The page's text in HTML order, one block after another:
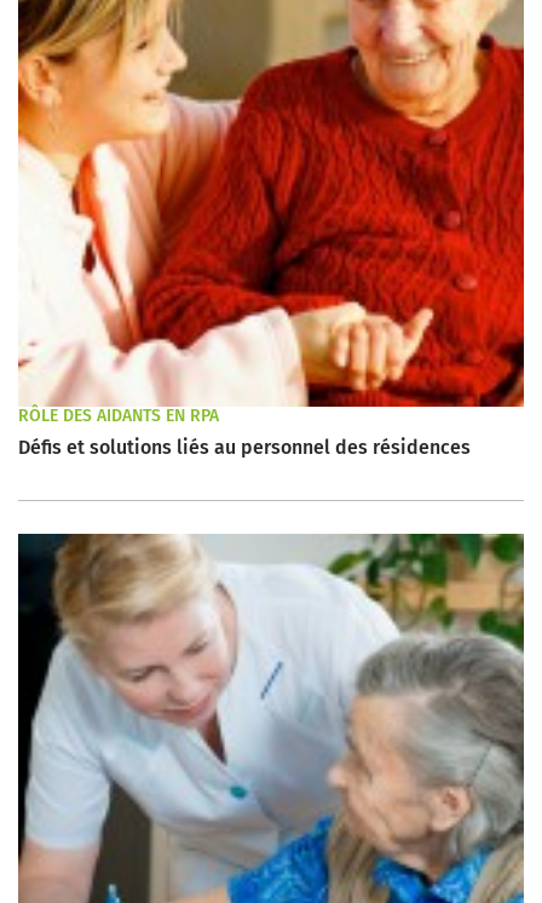
RÔLE DES AIDANTS EN RPA
Défis et solutions liés au personnel des résidences